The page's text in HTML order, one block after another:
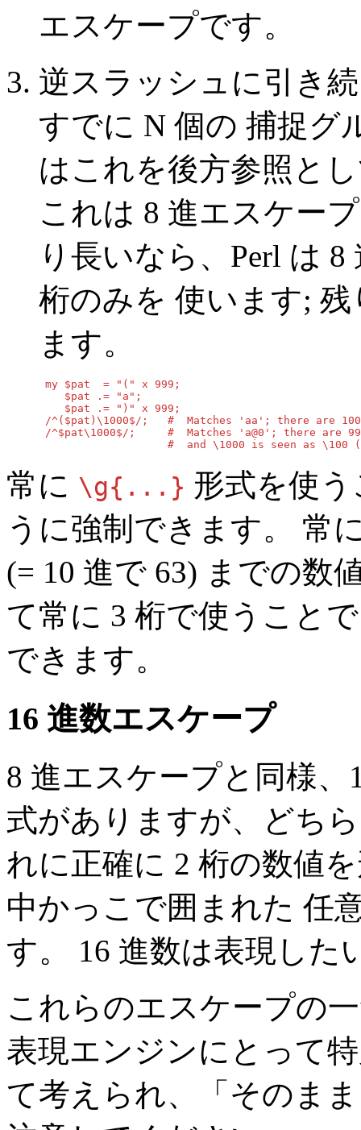
エスケープです。
逆スラッシュに引き
すでに N 個の 捕捉グ
はこれを後方参照と
これは 8 進エスケー
り長いなら、Perl は
桁のみを 使います;
ます。
my $pat  = "(" x 999;
    $pat .= "a";
    $pat .= ")" x 999;
/^($pat)\1000$/;   #  Matches 'aa'; there are
/^$pat\1000$/;     #  Matches 'a@0'; there are
#  and \1000 is seen as \100
常に \g{...} 形式を使
うに強制できます。 常
(= 10 進で 63) までの数
て常に 3 桁で使うこと
できます。
16 進数エスケープ
8 進エスケープと同様
式がありますが、どち
れに正確に 2 桁の数値
中かっこで囲まれた 任
す。 16 進数は表現した
これらのエスケープの
表現エンジンにとって
て考えられ、「そのま